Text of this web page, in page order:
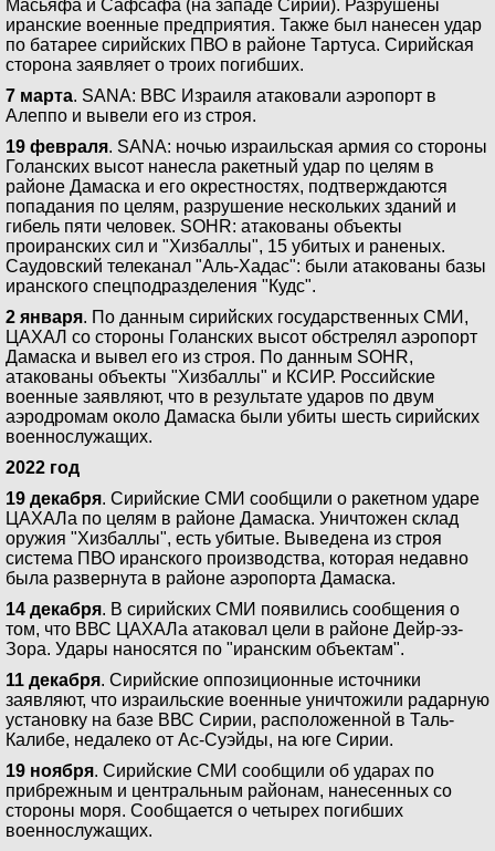
Масьяфа и Сафсафа (на западе Сирии). Разрушены
иранские военные предприятия. Также был нанесен удар
по батарее сирийских ПВО в районе Тартуса. Сирийская
сторона заявляет о троих погибших.
7 марта. SANA: ВВС Израиля атаковали аэропорт в
Алеппо и вывели его из строя.
19 февраля. SANA: ночью израильская армия со стороны
Голанских высот нанесла ракетный удар по целям в
районе Дамаска и его окрестностях, подтверждаются
попадания по целям, разрушение нескольких зданий и
гибель пяти человек. SOHR: атакованы объекты
проиранских сил и "Хизбаллы", 15 убитых и раненых.
Саудовский телеканал "Аль-Хадас": были атакованы базы
иранского спецподразделения "Кудс".
2 января. По данным сирийских государственных СМИ,
ЦАХАЛ со стороны Голанских высот обстрелял аэропорт
Дамаска и вывел его из строя. По данным SOHR,
атакованы объекты "Хизбаллы" и КСИР. Российские
военные заявляют, что в результате ударов по двум
аэродромам около Дамаска были убиты шесть сирийских
военнослужащих.
2022 год
19 декабря. Сирийские СМИ сообщили о ракетном ударе
ЦАХАЛа по целям в районе Дамаска. Уничтожен склад
оружия "Хизбаллы", есть убитые. Выведена из строя
система ПВО иранского производства, которая недавно
была развернута в районе аэропорта Дамаска.
14 декабря. В сирийских СМИ появились сообщения о
том, что ВВС ЦАХАЛа атаковал цели в районе Дейр-эз-
Зора. Удары наносятся по "иранским объектам".
11 декабря. Сирийские оппозиционные источники
заявляют, что израильские военные уничтожили радарную
установку на базе ВВС Сирии, расположенной в Таль-
Калибе, недалеко от Ас-Суэйды, на юге Сирии.
19 ноября. Сирийские СМИ сообщили об ударах по
прибрежным и центральным районам, нанесенных со
стороны моря. Сообщается о четырех погибших
военнослужащих.